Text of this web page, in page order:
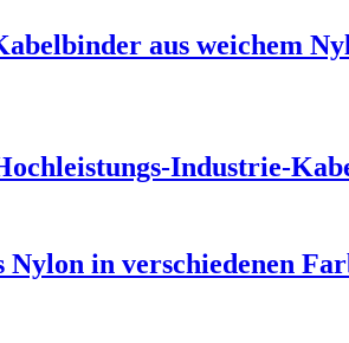
aus weichem
Industrie-
in verschiedenen